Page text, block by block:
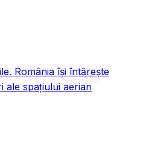
România își întărește
ale spațiului aerian